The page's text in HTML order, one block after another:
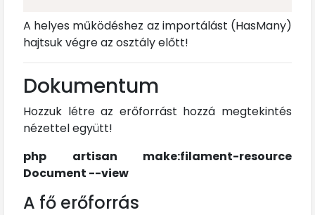
A helyes működéshez az importálást (HasMany)
hajtsuk végre az osztály előtt!
Dokumentum
Hozzuk létre az erőforrást hozzá megtekintés
nézettel együtt!
php artisan make:filament-resource
Document --view
A fő erőforrás